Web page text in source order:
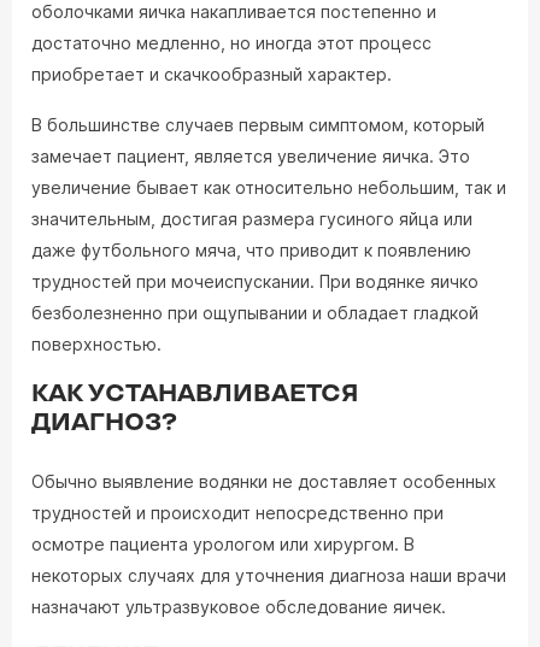
оболочками яичка накапливается постепенно и
достаточно медленно, но иногда этот процесс
приобретает и скачкообразный характер.
В большинстве случаев первым симптомом, который
замечает пациент, является увеличение яичка. Это
увеличение бывает как относительно небольшим, так и
значительным, достигая размера гусиного яйца или
даже футбольного мяча, что приводит к появлению
трудностей при мочеиспускании. При водянке яичко
безболезненно при ощупывании и обладает гладкой
поверхностью.
КАК УСТАНАВЛИВАЕТСЯ
ДИАГНОЗ?
Обычно выявление водянки не доставляет особенных
трудностей и происходит непосредственно при
осмотре пациента урологом или хирургом. В
некоторых случаях для уточнения диагноза наши врачи
назначают ультразвуковое обследование яичек.